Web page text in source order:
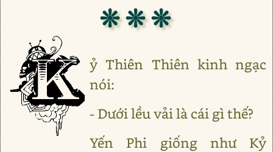
❊ ❊ ❊
ỷ Thiên Thiên kinh ngạc
nói:
- Dưới lều vải là cái gì thế?
Yến Phi giống như Kỷ